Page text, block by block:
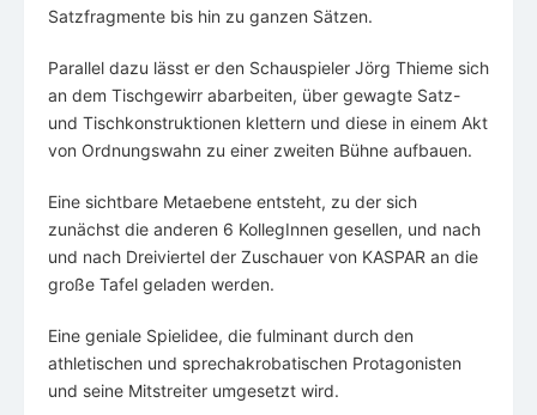
Satzfragmente bis hin zu ganzen Sätzen.
Parallel dazu lässt er den Schauspieler Jörg Thieme sich
an dem Tischgewirr abarbeiten, über gewagte Satz-
und Tischkonstruktionen klettern und diese in einem Akt
von Ordnungswahn zu einer zweiten Bühne aufbauen.
Eine sichtbare Metaebene entsteht, zu der sich
zunächst die anderen 6 KollegInnen gesellen, und nach
und nach Dreiviertel der Zuschauer von KASPAR an die
große Tafel geladen werden.
Eine geniale Spielidee, die fulminant durch den
athletischen und sprechakrobatischen Protagonisten
und seine Mitstreiter umgesetzt wird.